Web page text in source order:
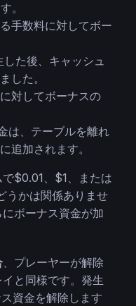
。
手数料に対してボー
た後、キャッシュ
した。
対してボーナスの
は、テーブルを離れ
追加されます。
$0.01、$1、または
うかは関係ありませ
ボーナス資金が加
、プレーヤーが解除
と同様です。発生
資金を解除します